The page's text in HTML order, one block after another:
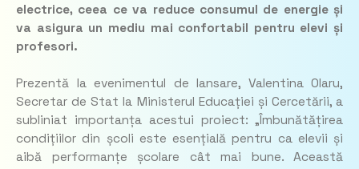
electrice, ceea ce va reduce consumul de energie și
va asigura un mediu mai confortabil pentru elevi și
profesori.
Prezentă la evenimentul de lansare, Valentina Olaru,
Secretar de Stat la Ministerul Educației și Cercetării, a
subliniat importanța acestui proiect: „Îmbunătățirea
condițiilor din școli este esențială pentru ca elevii și
aibă performanțe școlare cât mai bune. Această